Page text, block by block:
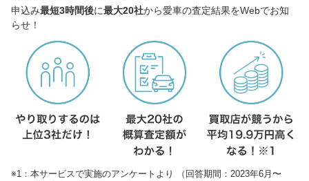
申込み最短3時間後に最大20社から愛車の査定結果をWebでお知
らせ！
※1：本サービスで実施のアンケートより （回答期間：2023年6月〜